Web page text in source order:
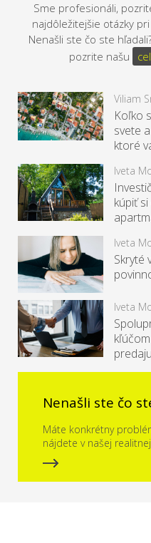
Sme profesionáli,
najdôležitejšie otázky
Nenašli ste čo ste
pozrite našu
Viliam
Koľko
svete
ktoré
Iveta
kúpiť
Iveta
Skryté
Iveta
Nenašli ste čo
Máte konkrétny
nájdete v našej